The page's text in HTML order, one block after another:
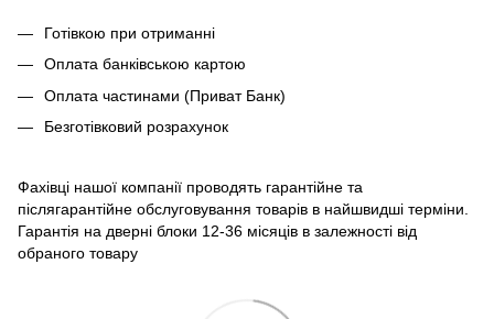
Готівкою при отриманні
Оплата банківською картою
Оплата частинами (Приват Банк)
Безготівковий розрахунок
Фахівці нашої компанії проводять гарантійне та
післягарантійне обслуговування товарів в найшвидші терміни.
Гарантія на дверні блоки 12-36 місяців в залежності від
обраного товару